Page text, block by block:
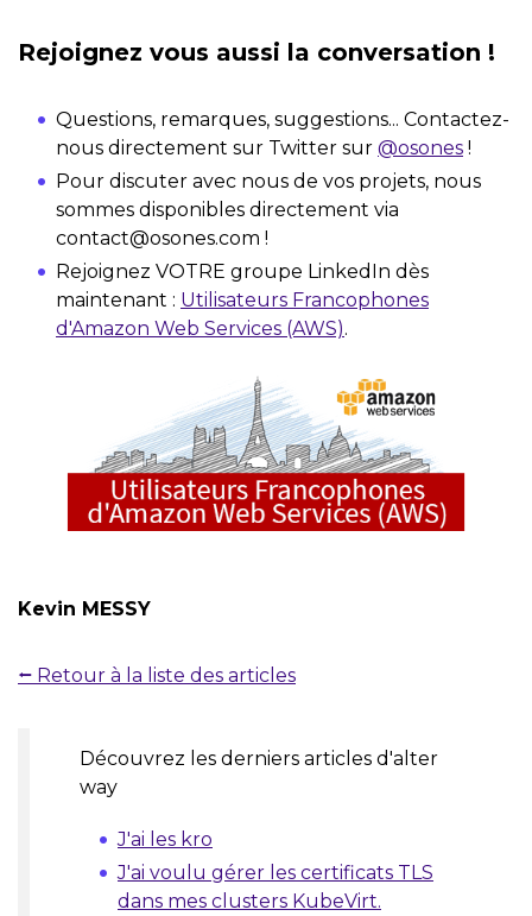
Rejoignez vous aussi la conversation !
Questions, remarques, suggestions... Contactez-
nous directement sur Twitter sur @osones !
Pour discuter avec nous de vos projets, nous
sommes disponibles directement via
contact@osones.com !
Rejoignez VOTRE groupe LinkedIn dès
maintenant : Utilisateurs Francophones
d'Amazon Web Services (AWS).
Kevin MESSY
⭠ Retour à la liste des articles
Découvrez les derniers articles d'alter
way
J'ai les kro
J'ai voulu gérer les certificats TLS
dans mes clusters KubeVirt.